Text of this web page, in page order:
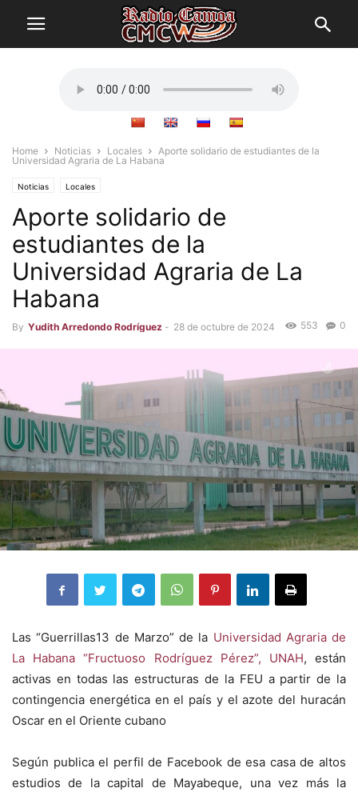
Home Noticias Locales
Aporte solidario de estudiantes de la
Universidad Agraria de La Habana
Noticias Locales
Aporte solidario de
estudiantes de la
Universidad Agraria de La
Habana
By Yudith Arredondo Rodríguez - 28 de octubre de 2024 0
553
Las “Guerrillas13 de Marzo” de la Universidad Agraria de
La Habana “Fructuoso Rodríguez Pérez”, UNAH, están
activas en todas las estructuras de la FEU a partir de la
contingencia energética en el país y el azote del huracán
Oscar en el Oriente cubano
Según publica el perfil de Facebook de esa casa de altos
estudios de la capital de Mayabeque, una vez más la